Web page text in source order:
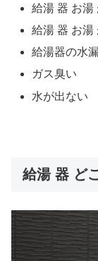
給湯 器 お湯
給湯 器 お湯
給湯器の水
ガス臭い
水が出ない
給湯 器 ど